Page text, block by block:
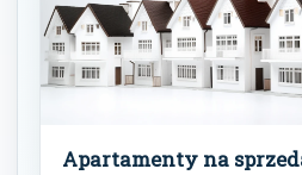
Apartamenty na